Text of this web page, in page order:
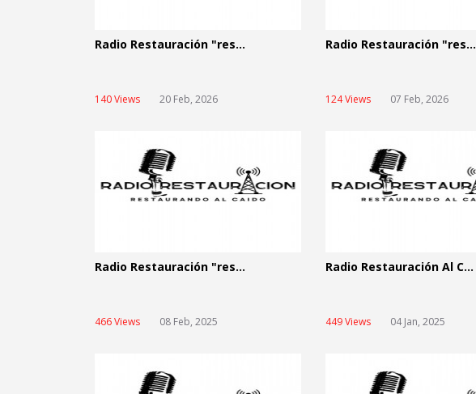
Radio Restauración "res...
140 Views 20 Feb, 2026
Radio Restauración "res...
124 Views 07 Feb, 2026
Radio Restauración "res...
466 Views 08 Feb, 2025
Radio Restauración Al C...
449 Views 04 Jan, 2025